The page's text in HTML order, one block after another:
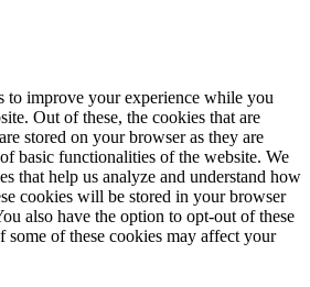
to improve your experience while you
Out of these, the cookies that are
stored on your browser as they are
basic functionalities of the website. We
that help us analyze and understand how
cookies will be stored in your browser
also have the option to opt-out of these
of these cookies may affect your